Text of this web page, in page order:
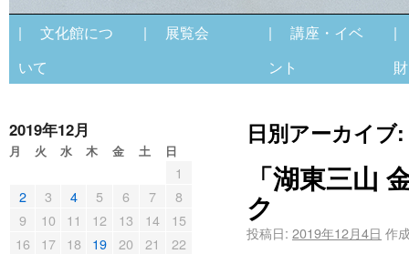
| 文化館につ
いて
| 展覧会
| 講座・イベ
ント
|
財
日別アーカイブ:
「湖東三山
ク
投稿日: 2019年12月4日 作
2019年12月
月 火 水 木 金 土 日
1
2
3 4 5 6 7
8
9
10 11 12 13 14
15
16
17 18 19 20 21
22